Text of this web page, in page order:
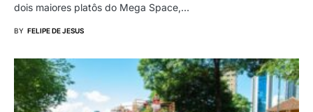
dois maiores platôs do Mega Space,…
BY FELIPE DE JESUS